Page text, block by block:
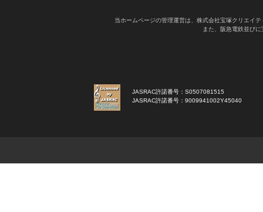
当ホームページの管理運営は、株式会社宝塚クリエイ
また、阪急電鉄並び
JASRAC許諾番号：S0507081515
JASRAC許諾番号：9009941002Y45040